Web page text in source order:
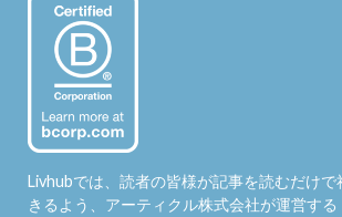
Livhubでは、読者の皆様が記事を読むだけ
きるよう、アーティクル株式会社が運営する